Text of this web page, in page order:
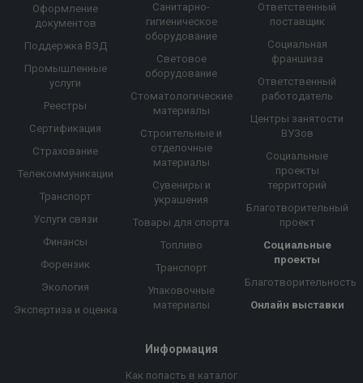
Оформление
документов
Поддержка ВЭД
Промышленные
услуги
Реестры
Сертификация
Страхование
Телекоммуникации
Транспорт
Услуги связи
Финансы
Форензик
Экология
Экспертиза и оценка
Санитарно-
гигиеническое
оборудование
Световое
оборудование
Стоматологические
материалы
Строительные и
отделочные
материалы
Сувениры и
украшения
Товары для спорта
Топливо
Транспорт
Упаковочные
материалы
Ответственный
поставщик
Социальная
франшиза
Ответственный
работодатель
Центры занятости
ВУЗов
Социальные
проекты
территорий
Благотворительный
проект
Социальные
проекты
Благотворительность
Онлайн выставки
Информация
Как попасть в каталог